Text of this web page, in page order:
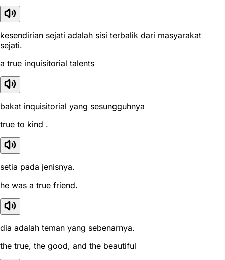
kesendirian sejati adalah sisi terbalik dari masyarakat
sejati.
a true inquisitorial talents
bakat inquisitorial yang sesungguhnya
true to kind .
setia pada jenisnya.
he was a true friend.
dia adalah teman yang sebenarnya.
the true, the good, and the beautiful